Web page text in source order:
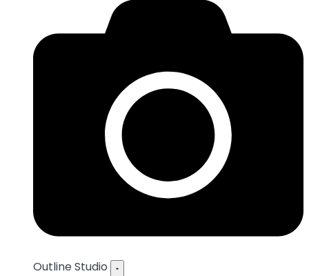
Outline Studio